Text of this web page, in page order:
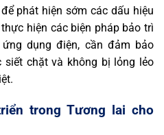
phát hiện sớm các dấu hiệu
hiện các biện pháp bảo trì
dụng điện, cần đảm bảo
chặt và không bị lỏng lẻo
trong Tương lai cho